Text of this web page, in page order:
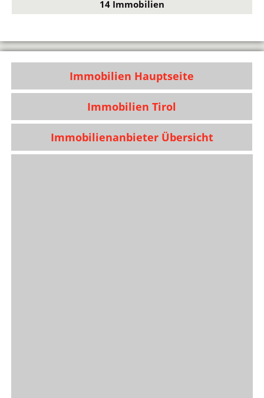
14 Immobilien
Immobilien Hauptseite
Immobilien Tirol
Immobilienanbieter Übersicht